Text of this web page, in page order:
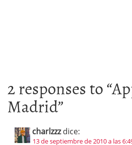
2 responses to “
Madrid”
charlzzz dice:
13 de septiembre de 2010 a las